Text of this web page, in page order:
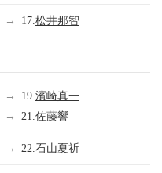
→ 17. 松井那智
→ 19. 濱崎真一
→ 21. 佐藤響
→ 22. 石山夏祈